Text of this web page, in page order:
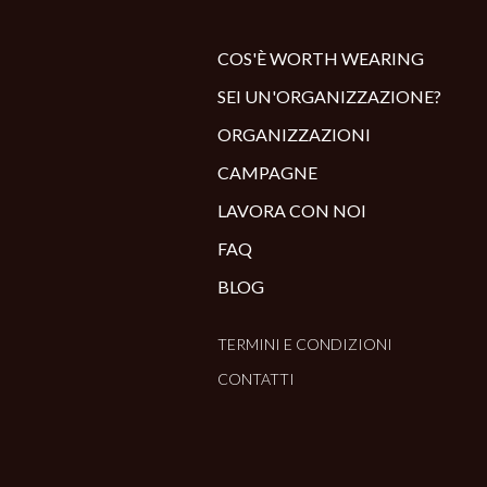
COS'È WORTH WEARING
SEI UN'ORGANIZZAZIONE?
ORGANIZZAZIONI
CAMPAGNE
LAVORA CON NOI
FAQ
BLOG
TERMINI E CONDIZIONI
CONTATTI